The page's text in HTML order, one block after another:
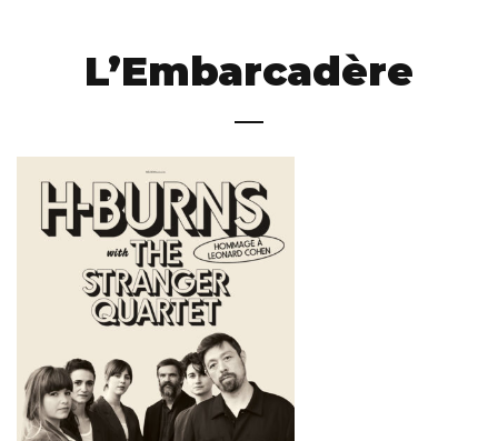
L’Embarcadère